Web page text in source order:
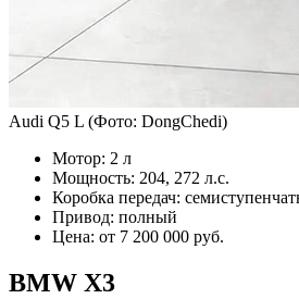
Audi Q5 L (Фото: DongChedi)
Мотор: 2 л
Мощность: 204, 272 л.с.
Коробка передач:
Привод: полный
Цена: от 7 200 000 руб.
BMW X3